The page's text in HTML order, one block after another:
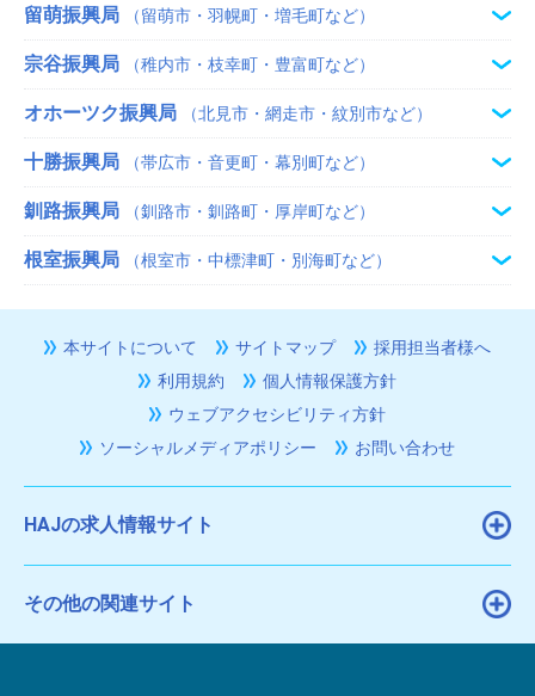
留萌振興局 （留萌市・羽幌町・増毛町など）
宗谷振興局 （稚内市・枝幸町・豊富町など）
オホーツク振興局 （北見市・網走市・紋別市など）
十勝振興局 （帯広市・音更町・幕別町など）
釧路振興局 （釧路市・釧路町・厚岸町など）
根室振興局 （根室市・中標津町・別海町など）
本サイトについて サイトマップ
採用担当者様へ
利用規約
個人情報保護方針
ウェブアクセシビリティ方針
ソーシャルメディアポリシー
お問い合わせ
HAJの求人情報サイト
その他の関連サイト